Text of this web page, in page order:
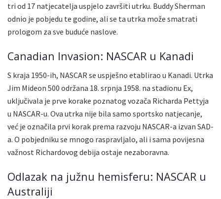
tri od 17 natjecatelja uspjelo završiti utrku. Buddy Sherman
odnio je pobjedu te godine, ali se ta utrka može smatrati
prologom za sve buduće naslove.
Canadian Invasion: NASCAR u Kanadi
S kraja 1950-ih, NASCAR se uspješno etablirao u Kanadi. Utrka
Jim Mideon 500 održana 18. srpnja 1958. na stadionu Ex,
uključivala je prve korake poznatog vozača Richarda Pettyja
u NASCAR-u. Ova utrka nije bila samo sportsko natjecanje,
već je označila prvi korak prema razvoju NASCAR-a izvan SAD-
a. O pobjedniku se mnogo raspravljalo, ali i sama povijesna
važnost Richardovog debija ostaje nezaboravna.
Odlazak na južnu hemisferu: NASCAR u
Australiji